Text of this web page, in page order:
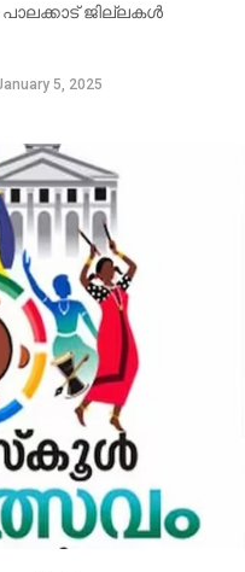
ജില്ലകള്‍
5, 2025